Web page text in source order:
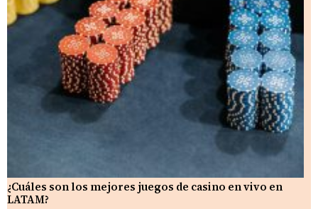
¿Cuáles son los mejores juegos de casino en vivo en
LATAM?